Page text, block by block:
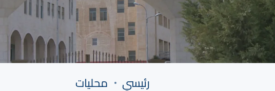
رئيسي محليات